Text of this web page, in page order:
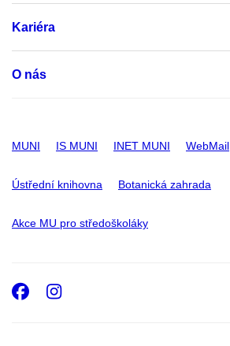
Kariéra
O nás
MUNI IS MUNI INET MUNI WebMail
Ústřední knihovna Botanická zahrada
Akce MU pro středoškoláky
Facebook
Instagram